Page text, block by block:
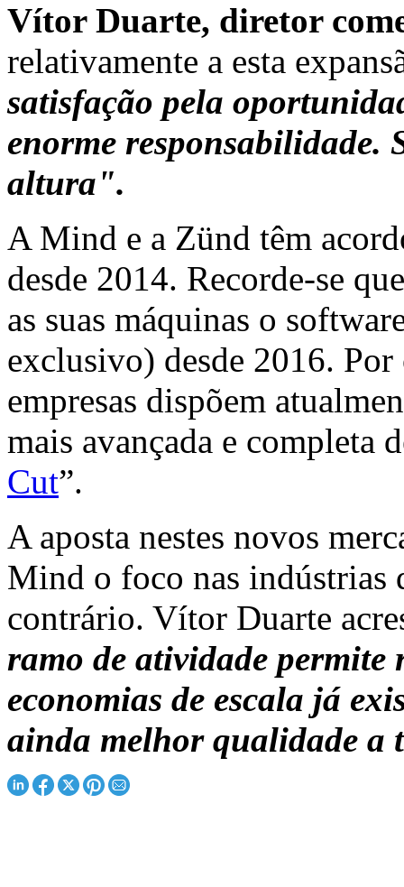
Vítor Duarte, diretor
relativamente a esta
satisfação pela
enorme responsabilidade.
altura".
A Mind e a Zünd têm
desde 2014. Recorde-se
as suas máquinas o
exclusivo) desde 2016.
empresas dispõem
mais avançada e completa
Cut”.
A aposta nestes novos
Mind o foco nas indústrias
contrário. Vítor Duarte
ramo de atividade permite
economias de escala já
ainda melhor qualidade a